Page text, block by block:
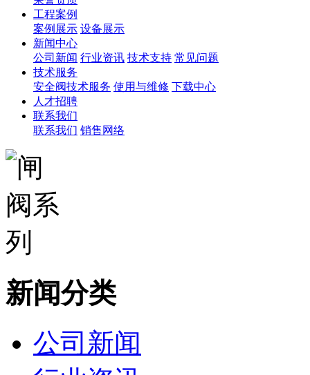
工程案例
案例展示 设备展示
新闻中心
公司新闻 行业资讯 技术支持 常见问题
技术服务
安全阀技术服务 使用与维修 下载中心
人才招聘
联系我们
联系我们 销售网络
新闻分类
公司新闻